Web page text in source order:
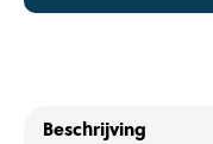
Beschrijving